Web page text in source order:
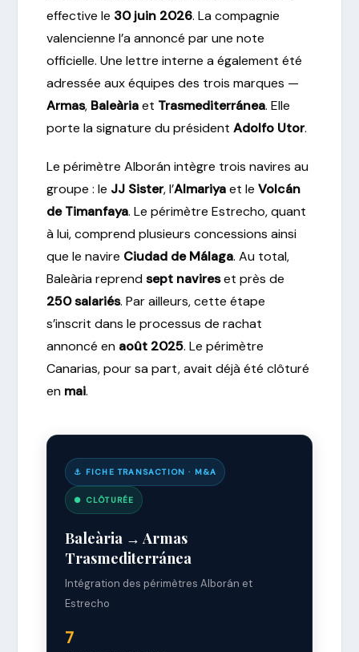
effective le 30 juin 2026. La compagnie
valencienne l’a annoncé par une note
officielle. Une lettre interne a également été
adressée aux équipes des trois marques —
Armas, Baleàriaet Trasmediterránea. Elle
porte la signature du présidentAdolfo Utor.
Le périmètre Alborán intègre trois navires au
groupe : le JJ Sister, l’Almariyaet leVolcán
de Timanfaya. Le périmètre Estrecho, quant
à lui, comprend plusieurs concessions ainsi
que le navire Ciudad de Málaga. Au total,
Baleària reprendsept navireset près de
250 salariés. Par ailleurs, cette étape
s’inscrit dans le processus de rachat
annoncé en août 2025. Le périmètre
Canarias, pour sa part, avait déjà été clôturé
en mai.
⚓ FICHE TRANSACTION · M&A
● CLÔTURÉE
Baleària → Armas
Trasmediterránea
Intégration des périmètres Alborán et
Estrecho
7